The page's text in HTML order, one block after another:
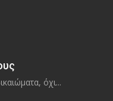
όχι...